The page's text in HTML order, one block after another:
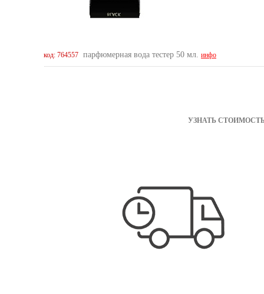
код: 764557 парфюмерная вода тестер 50 мл. инфо
УЗНАТЬ